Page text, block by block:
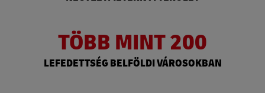
TÖBB MINT 200
LEFEDETTSÉG BELFÖLDI VÁROSOKBAN